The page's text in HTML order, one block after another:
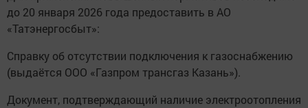
до 20 января 2026 года предоставить в АО
«Татэнергосбыт»:
Справку об отсутствии подключения к газоснабжению
(выдаётся ООО «Газпром трансгаз Казань»).
Документ, подтверждающий наличие электроотопления